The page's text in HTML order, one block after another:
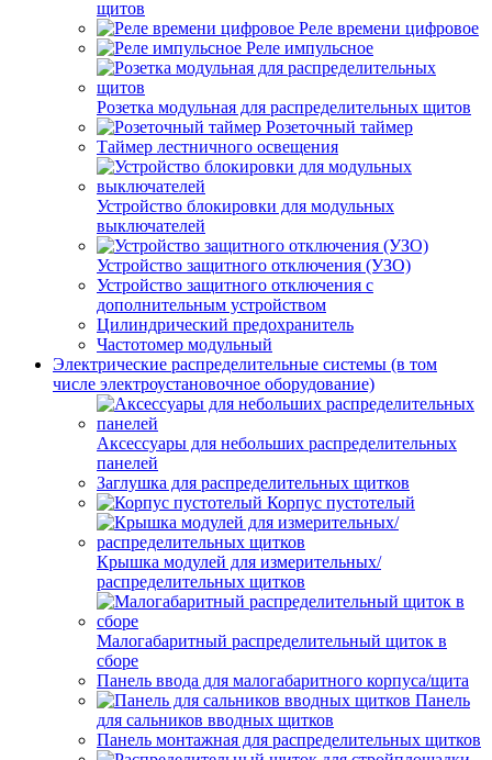
щитов
Реле времени цифровое
Реле импульсное
Розетка модульная для распределительных щитов
Розеточный таймер
Таймер лестничного освещения
Устройство блокировки для модульных
выключателей
Устройство защитного отключения (УЗО)
Устройство защитного отключения с
дополнительным устройством
Цилиндрический предохранитель
Частотомер модульный
Электрические распределительные системы (в том
числе электроустановочное оборудование)
Аксессуары для небольших распределительных
панелей
Заглушка для распределительных щитков
Корпус пустотелый
Крышка модулей для измерительных/
распределительных щитков
Малогабаритный распределительный щиток в
сборе
Панель ввода для малогабаритного корпуса/щита
Панель
для сальников вводных щитков
Панель монтажная для распределительных щитков